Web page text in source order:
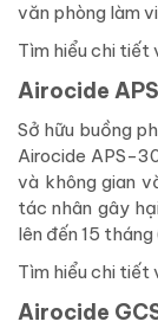
văn phòng làm
Tìm hiểu chi tiết
Airocide
Sở hữu buồng
Airocide APS-
và không gian
tác nhân gây
lên đến 15
Tìm hiểu chi tiết
Airocide